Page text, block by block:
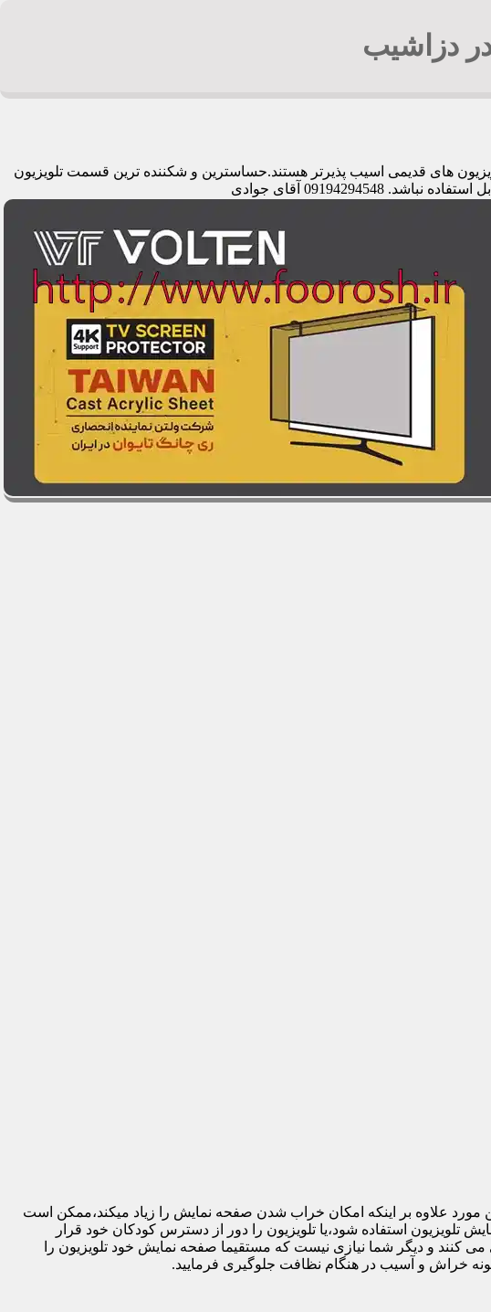
دزاشیب
های قدیمی اسیب پذیرتر هستند.حساسترین و شکننده ترین قسمت تلویزیون
آقای جوادی
مورد علاوه بر اینکه امکان خراب شدن صفحه نمایش را زیاد میکند،ممکن است
استفاده شود،یا تلویزیون را دور از دسترس کودکان خود قرار
کنند و دیگر شما نیازی نیست که مستقیما صفحه نمایش خود تلویزیون را
خراش و آسیب در هنگام نظافت جلوگیری فرمایید.